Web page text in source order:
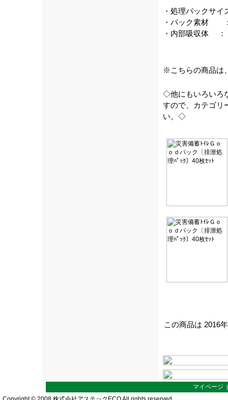
・処理パックサ
・パック素材
・内部吸収体 ：
※こちらの商品は
◇他にもいろいろ
すので、カテゴリ
い。◇
この商品は 2016
マイページ